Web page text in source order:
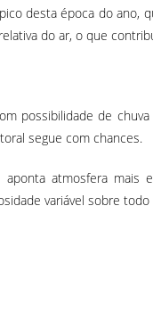
desta época do
do ar, o que
possibilidade de
segue com chances.
atmosfera mais
variável sobre